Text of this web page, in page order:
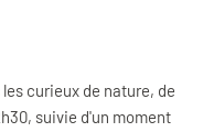
curieux de nature, de
suivie d'un moment